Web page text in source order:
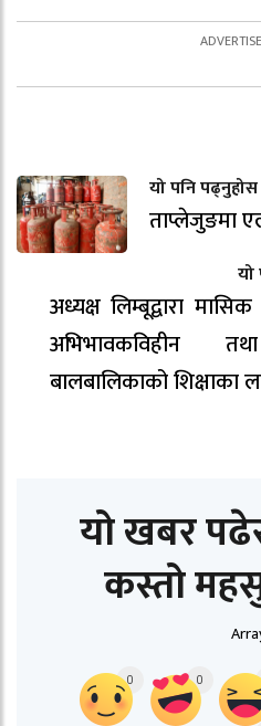
यो पनि पढ्नुहोस
ताप्लेजुङमा
अध्यक्ष लिम्बूद्वारा मासिक
अभिभावकविहीन
बालबालिकाको शिक्षाका
यो खबर
कस्तो
0 0